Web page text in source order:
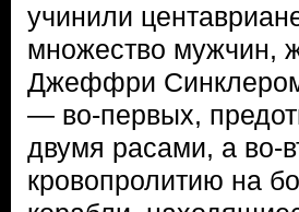
учинили
множество мужчин,
Джеффри Синклером
— во-первых,
двумя расами, а во-
кровопролитию на